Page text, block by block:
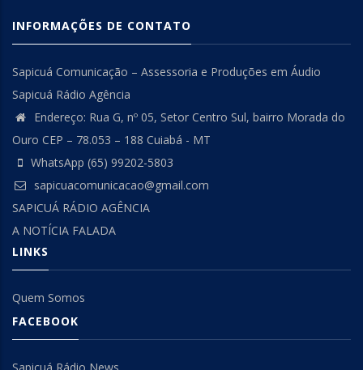
INFORMAÇÕES DE CONTATO
Sapicuá Comunicação – Assessoria e Produções em Áudio
Sapicuá Rádio Agência
Endereço: Rua G, nº 05, Setor Centro Sul, bairro Morada do
Ouro CEP – 78.053 – 188 Cuiabá - MT
WhatsApp (65) 99202-5803
sapicuacomunicacao@gmail.com
SAPICUÁ RÁDIO AGÊNCIA
A NOTÍCIA FALADA
LINKS
Quem Somos
FACEBOOK